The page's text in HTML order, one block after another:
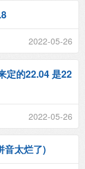
2022-05-26
定的22.04 是22
2022-05-26
音太烂了)